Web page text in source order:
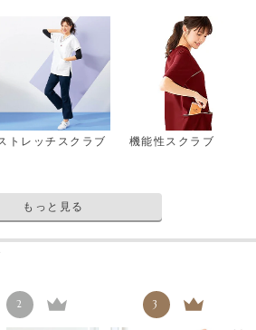
トレッチスクラブ 機能性スクラブ
もっと見る
2 3